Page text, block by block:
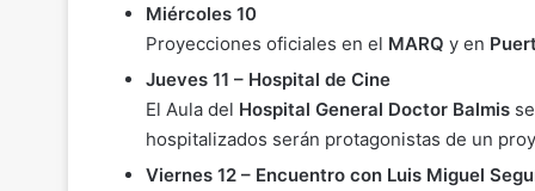
Miércoles 10
Proyecciones oficiales en el MARQ y en
Jueves 11 – Hospital de Cine
El Aula del Hospital General Doctor Balmis
hospitalizados serán protagonistas de un
Viernes 12 – Encuentro con Luis Miguel